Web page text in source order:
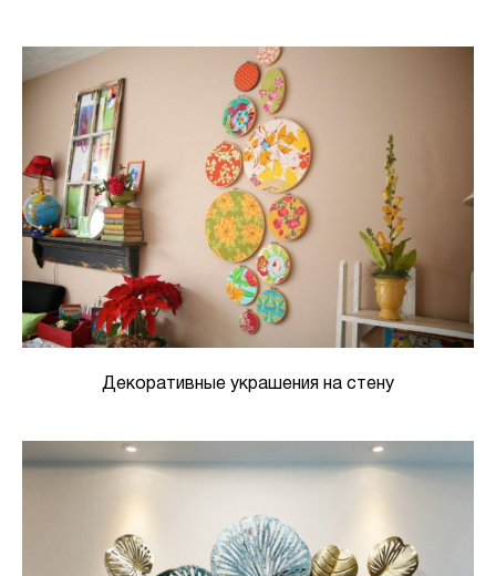
Декоративные украшения на стену